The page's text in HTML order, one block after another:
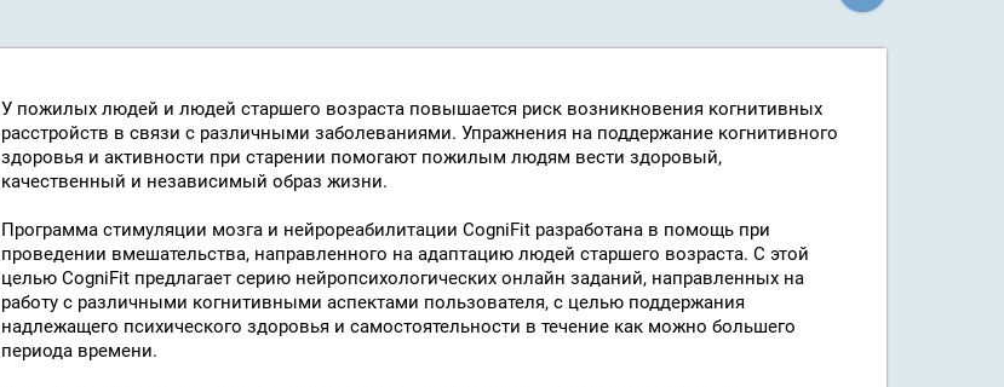
У пожилых людей и людей старшего возраста повышается риск возникновения когнитивных
расстройств в связи с различными заболеваниями. Упражнения на поддержание когнитивного
здоровья и активности при старении помогают пожилым людям вести здоровый,
качественный и независимый образ жизни.
Программа стимуляции мозга и нейрореабилитации CogniFit разработана в помощь при
проведении вмешательства, направленного на адаптацию людей старшего возраста. С этой
целью CogniFit предлагает серию нейропсихологических онлайн заданий, направленных на
работу с различными когнитивными аспектами пользователя, с целью поддержания
надлежащего психического здоровья и самостоятельности в течение как можно большего
периода времени.